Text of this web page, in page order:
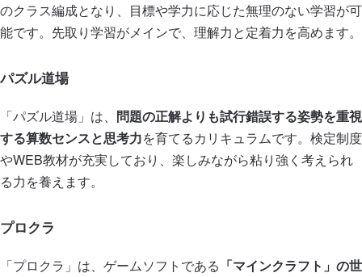
のクラス編成となり、目標や学力に応じた無理のない学習が可
能です。先取り学習がメインで、理解力と定着力を高めます。
パズル道場
「パズル道場」は、 問題の正解よりも試行錯誤する姿勢を重視
する算数センスと思考力を育てるカリキュラムです。検定制度
やWEB教材が充実しており、楽しみながら粘り強く考えられ
る力を養えます。
プロクラ
「プロクラ」は、ゲームソフトである 「マインクラフト」の世